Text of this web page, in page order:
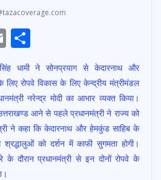
E
m
ai
l
h
ar
e
धामी ने सोनप्रयाग से केदारनाथ और
लिए रोपवे विकास के लिए केन्द्रीय मंत्रीमंडल
नरेन्द्र मोदी का आभार व्यक्त किया।
आने से पहले प्रधानमंत्री ने राज्य को
ने कहा कि केदारनाथ और हेमकुंड साहिब के
को दर्शन में काफी सुगमता होगी।
के दौरान प्रधानमंत्री से इन दोनों रोपवे के